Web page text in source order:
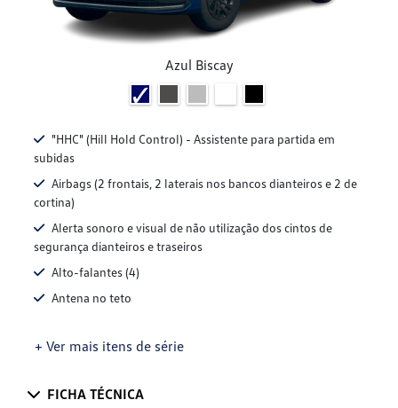
Azul Biscay
"HHC" (Hill Hold Control) - Assistente para partida em
subidas
Airbags (2 frontais, 2 laterais nos bancos dianteiros e 2 de
cortina)
Alerta sonoro e visual de não utilização dos cintos de
segurança dianteiros e traseiros
Alto-falantes (4)
Antena no teto
+ Ver mais itens de série
FICHA TÉCNICA